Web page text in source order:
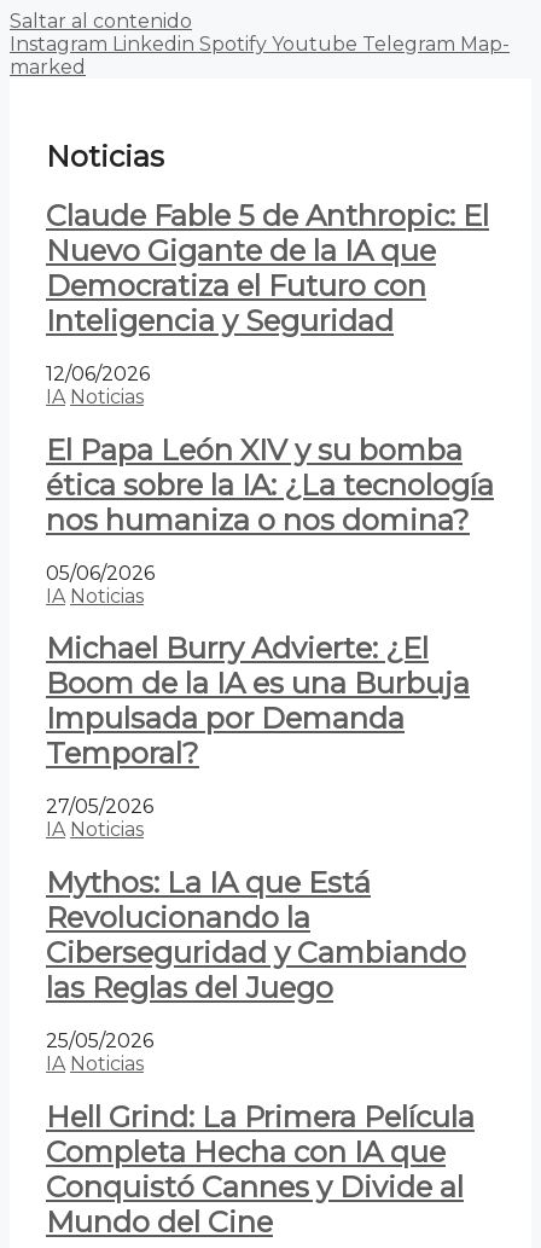
Saltar al contenido
Instagram Linkedin Spotify Youtube Telegram Map-
marked
Noticias
Claude Fable 5 de Anthropic: El
Nuevo Gigante de la IA que
Democratiza el Futuro con
Inteligencia y Seguridad
12/06/2026
IA Noticias
El Papa León XIV y su bomba
ética sobre la IA: ¿La tecnología
nos humaniza o nos domina?
05/06/2026
IA Noticias
Michael Burry Advierte: ¿El
Boom de la IA es una Burbuja
Impulsada por Demanda
Temporal?
27/05/2026
IA Noticias
Mythos: La IA que Está
Revolucionando la
Ciberseguridad y Cambiando
las Reglas del Juego
25/05/2026
IA Noticias
Hell Grind: La Primera Película
Completa Hecha con IA que
Conquistó Cannes y Divide al
Mundo del Cine